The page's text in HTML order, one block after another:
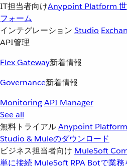
IT担当者向けAnypoint Platform
フォーム
インテグレーション Studio
API管理
Flex Gateway新着情報
Governance新着情報
MonitoringAPI Manager
See all
無料トライアルAnypoint Platform
Studio & Muleのダウンロード
ビジネス担当者向け MuleSoft
単に接続 MuleSoft RPA Botで業務